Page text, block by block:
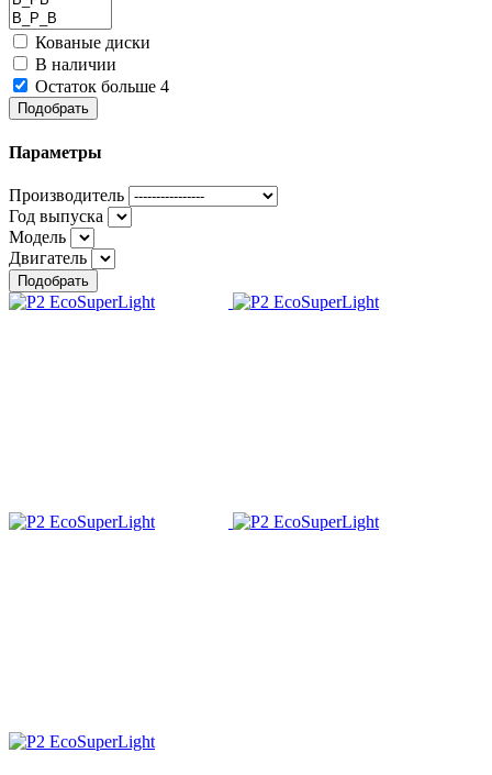
Кованые диски
В наличии
Остаток больше 4
Подобрать
Параметры
Производитель
Год выпуска
Модель
Двигатель
Подобрать